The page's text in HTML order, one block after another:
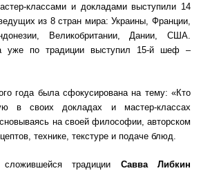
классами и докладами выступили 14
из 8 стран мира: Украины, Франции,
Великобритании, Дании, США.
уже по традиции выступил 15-й шеф –
года была сфокусирована на тему: «Кто
в своих докладах и мастер-классах
на своей философии, авторском
технике, текстуре и подаче блюд.
традиции Савва Либкин